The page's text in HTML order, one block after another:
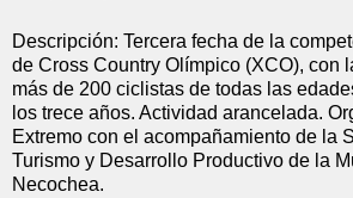
Descripción: Tercera fecha de la
de Cross Country Olímpico (XCO), con
más de 200 ciclistas de todas las
los trece años. Actividad arancelada.
Extremo con el acompañamiento de la
Turismo y Desarrollo Productivo de la
Necochea.